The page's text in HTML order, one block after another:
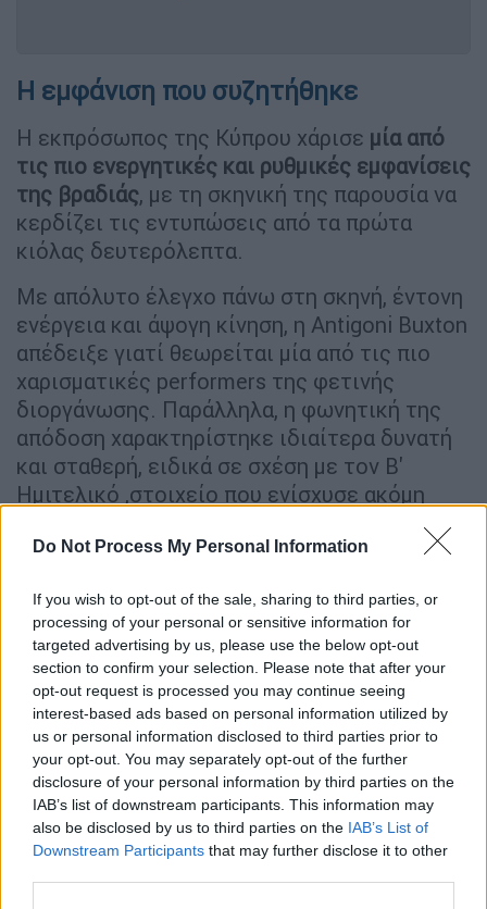
Do Not Process My Personal Information
If you wish to opt-out of the sale, sharing to third parties, or
processing of your personal or sensitive information for
targeted advertising by us, please use the below opt-out
section to confirm your selection. Please note that after your
opt-out request is processed you may continue seeing
interest-based ads based on personal information utilized by
us or personal information disclosed to third parties prior to
your opt-out. You may separately opt-out of the further
disclosure of your personal information by third parties on the
IAB’s list of downstream participants. This information may
also be disclosed by us to third parties on the IAB’s List of
Downstream Participants that may further disclose it to other
Η εμφάνιση που συζητήθηκε
Η εκπρόσωπος της Κύπρου χάρισε μία από
τις πιο ενεργητικές και ρυθμικές εμφανίσεις
της βραδιάς, με τη σκηνική της παρουσία να
κερδίζει τις εντυπώσεις από τα πρώτα
κιόλας δευτερόλεπτα.
Με απόλυτο έλεγχο πάνω στη σκηνή, έντονη
ενέργεια και άψογη κίνηση, η Antigoni Buxton
απέδειξε γιατί θεωρείται μία από τις πιο
χαρισματικές performers της φετινής
διοργάνωσης. Παράλληλα, η φωνητική της
απόδοση χαρακτηρίστηκε ιδιαίτερα δυνατή
και σταθερή, ειδικά σε σχέση με τον Β'
Ημιτελικό ,στοιχείο που ενίσχυσε ακόμη
περισσότερο τη συνολική σημερινή εικόνα
της κυπριακής συμμετοχής.
video
Το «JALLA»κατάφερε να μεταφέρει παλμό